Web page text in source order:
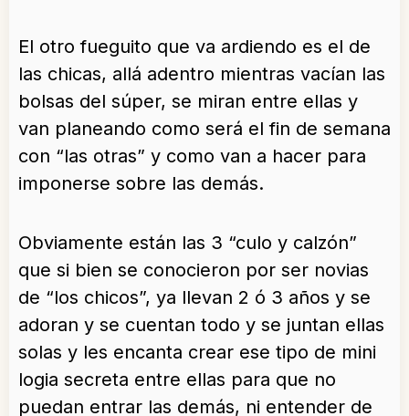
El otro fueguito que va ardiendo es el de
las chicas, allá adentro mientras vacían las
bolsas del súper, se miran entre ellas y
van planeando como será el fin de semana
con “las otras” y como van a hacer para
imponerse sobre las demás.
Obviamente están las 3 “culo y calzón”
que si bien se conocieron por ser novias
de “los chicos”, ya llevan 2 ó 3 años y se
adoran y se cuentan todo y se juntan ellas
solas y les encanta crear ese tipo de mini
logia secreta entre ellas para que no
puedan entrar las demás, ni entender de